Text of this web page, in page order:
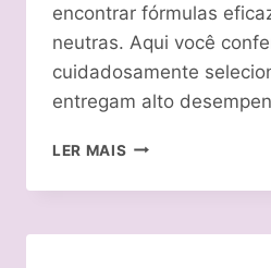
encontrar fórmulas
neutras. Aqui você
cuidadosamente
entregam alto
LER MAIS MELHOR
HIDRATANTE
PERFUME: